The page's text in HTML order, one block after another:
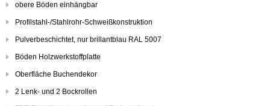
obere Böden einhängbar
Profilstahl-/Stahlrohr-Schweißkonstruktion
Pulverbeschichtet, nur brillantblau RAL 5007
Böden Holzwerkstoffplatte
Oberfläche Buchendekor
2 Lenk- und 2 Bockrollen